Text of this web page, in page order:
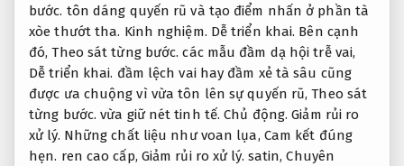
bước. tôn dáng quyến rũ và tạo điểm nhấn ở phần tà
xòe thướt tha. Kinh nghiệm. Dễ triển khai. Bên cạnh
đó,Theo sát từng bước. các mẫu đầm dạ hội trễ vai,
Dễ triển khai. đầm lệch vai hay đầm xẻ tà sâu cũng
được ưa chuộng vì vừa tôn lên sự quyến rũ,Theo sát
từng bước. vừa giữ nét tinh tế.Chủ động. Giảm rủi ro
xử lý. Những chất liệu như voan lụa, Cam kết đúng
hẹn. ren cao cấp, Giảm rủi ro xử lý. satin,Chuyên